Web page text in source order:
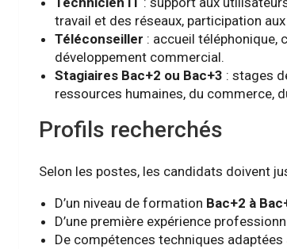
travail et des réseaux, participation
Téléconseiller : accueil téléphonique,
développement commercial.
Stagiaires Bac+2 ou Bac+3 : stages
ressources humaines, du commerce,
Profils recherchés
Selon les postes, les candidats doivent
D’un niveau de formation Bac+2 à
D’une première expérience
De compétences techniques adaptées